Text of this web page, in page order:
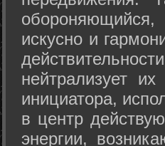
искусно и
нейтрализует
инициатора,
в центр
энергии,